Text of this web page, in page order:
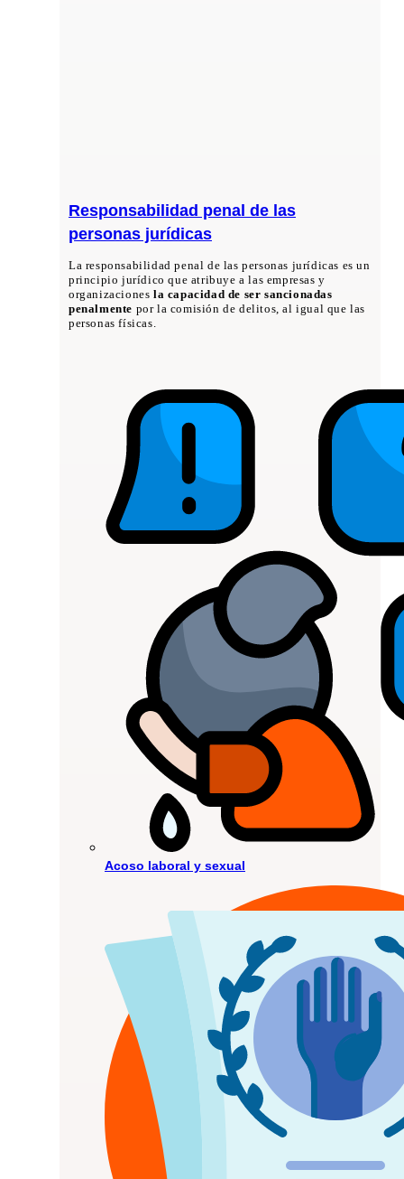
Responsabilidad penal de las
personas jurídicas
La responsabilidad penal de las personas jurídicas es un
principio jurídico que atribuye a las empresas y
organizaciones la capacidad de ser sancionadas
penalmente por la comisión de delitos, al igual que las
personas físicas.
Acoso laboral y sexual